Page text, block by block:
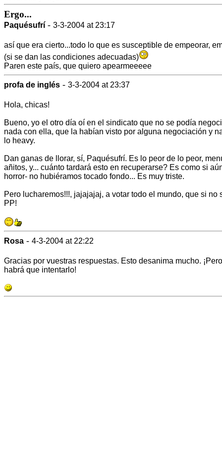
Ergo...
Paquésufrí- 3-3-2004 at 23:17
así que era cierto...todo lo que es susceptible de empeorar,
(si se dan las condiciones adecuadas)
Paren este país, que quiero apearmeeeee
profa de inglés - 3-3-2004 at 23:37
Hola, chicas!
Bueno, yo el otro día oí en el sindicato que no se podía
nada con ella, que la habían visto por alguna negociación y
lo heavy.
Dan ganas de llorar, sí, Paquésufrí. Es lo peor de lo peor,
añitos, y... cuánto tardará esto en recuperarse? Es como si
horror- no hubiéramos tocado fondo... Es muy triste.
Pero lucharemos!!!, jajajajaj, a votar todo el mundo, que si no
PP!
Rosa - 4-3-2004 at 22:22
Gracias por vuestras respuestas. Esto desanima mucho. ¡Pero
habrá que intentarlo!